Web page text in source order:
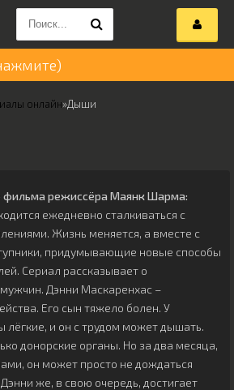
онлайн»Дыши
фильма режиссёра Маянк Шарма:
ежедневно сталкиваться с
Жизнь меняется, а вместе с
придумывающие новые способы
Сериал рассказывает о
Дэнни Маскаренхас –
Его сын тяжело болен. У
лёгкие, и он с трудом может дышать.
донорские органы. Но за два месяца,
он может просто не дождаться
же, в свою очередь, достигает